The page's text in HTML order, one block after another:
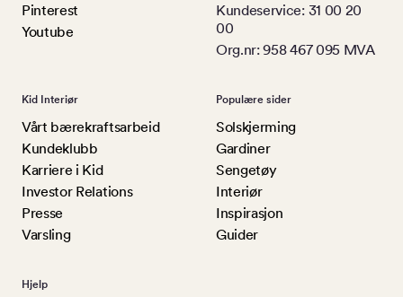
Pinterest
Youtube
Kundeservice: 31 00 20
00
Org.nr: 958 467 095 MVA
Kid Interiør
Vårt bærekraftsarbeid
Kundeklubb
Karriere i Kid
Investor Relations
Presse
Varsling
Populære sider
Solskjerming
Gardiner
Sengetøy
Interiør
Inspirasjon
Guider
Hjelp